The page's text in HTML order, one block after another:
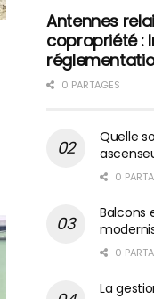
Antennes
copropriété :
0 PARTAGES
Quelle
0
Balcons
0
La